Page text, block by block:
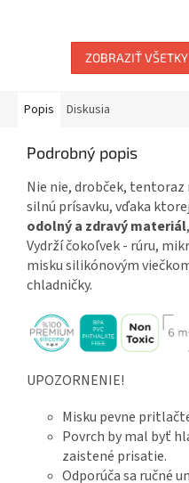
ZOBRAZIŤ
Popis Diskusia
Podrobný popis
Nie nie, drobček, tentoraz
silnú prísavku, vďaka ktorej
odolný a zdravý materiál
Vydrží čokoľvek - rúru,
misku silikónovým
chladničky.
UPOZORNENIE!
Misku pevne
Povrch by mal byť
zaistené prisatie.
Odporúča sa ručné